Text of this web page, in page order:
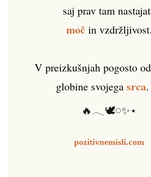
saj prav tam
močin vzdržljivost.
V preizkušnjah pogosto
globine svojega srca.
🔥𓂃🕊️𓏸✨⋆
pozitivnemisli.com